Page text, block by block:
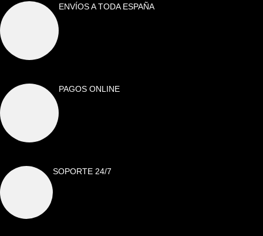
ENVÍOS A TODA ESPAÑA
PAGOS ONLINE
SOPORTE 24/7